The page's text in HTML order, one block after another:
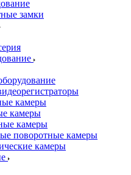
замки
камеры
камеры
камеры
поворотные камеры
камеры